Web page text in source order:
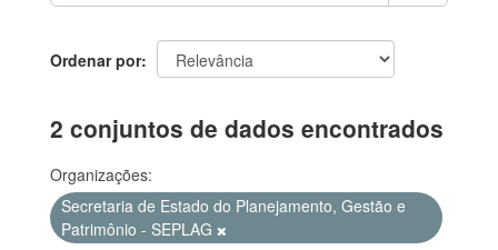
Ordenar por
2 conjuntos de dados encontrados
Organizações:
Secretaria de Estado do Planejamento, Gestão e
Patrimônio - SEPLAG